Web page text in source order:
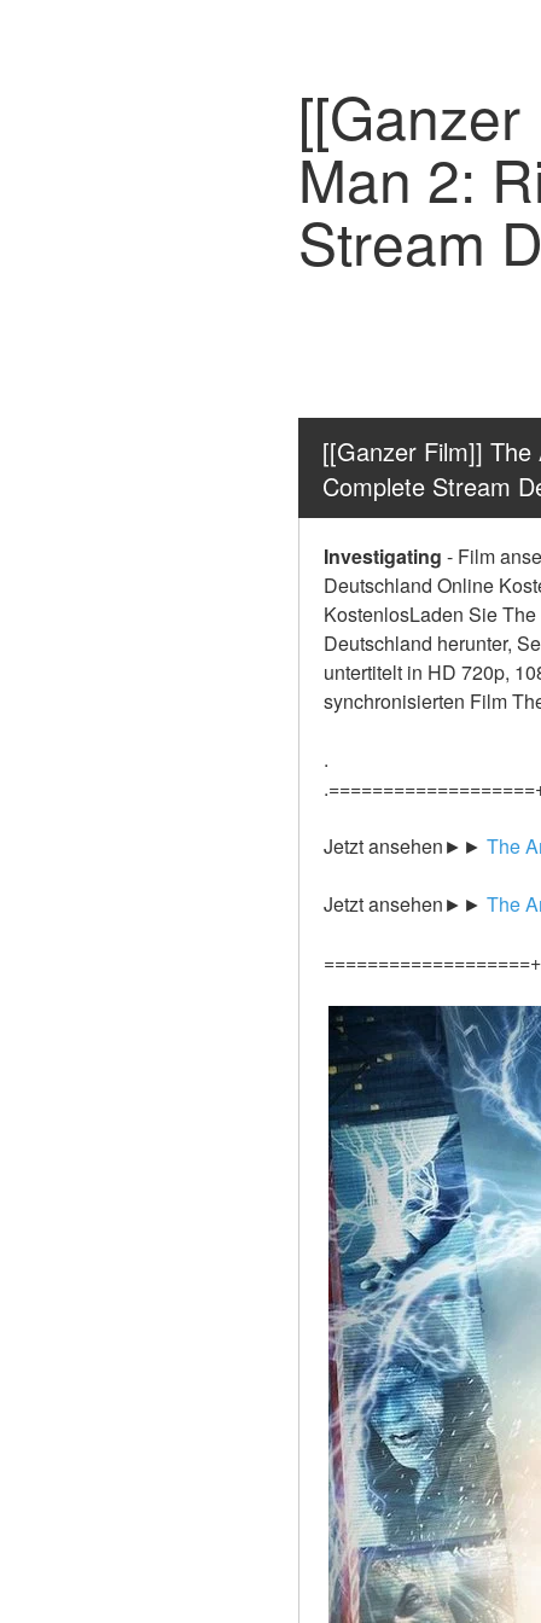
Man 2:
Stream
[[Ganzer Film]]
Complete Stream
Investigating - Film
Deutschland Online
KostenlosLaden Sie
Deutschland herunter,
untertitelt in HD 720p,
synchronisierten Film
.
Jetzt ansehen►► The
Jetzt ansehen►► The